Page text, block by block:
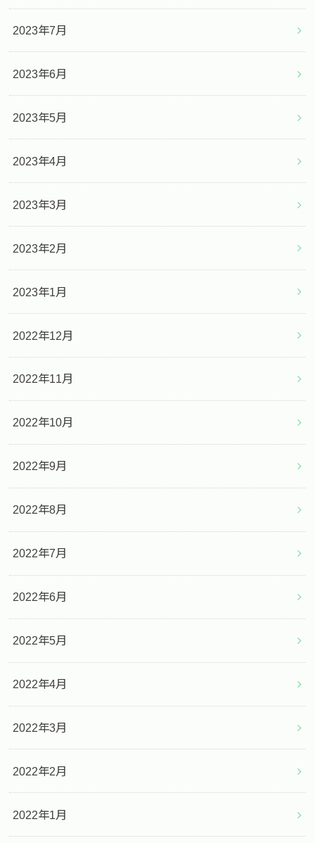
2023年7月
2023年6月
2023年5月
2023年4月
2023年3月
2023年2月
2023年1月
2022年12月
2022年11月
2022年10月
2022年9月
2022年8月
2022年7月
2022年6月
2022年5月
2022年4月
2022年3月
2022年2月
2022年1月